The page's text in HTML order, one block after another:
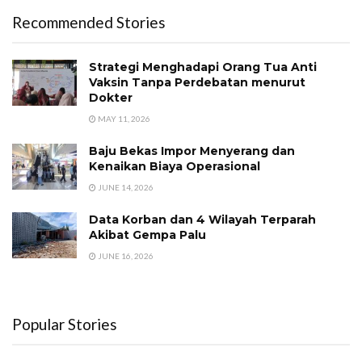
Recommended Stories
Strategi Menghadapi Orang Tua Anti
Vaksin Tanpa Perdebatan menurut
Dokter
MAY 11, 2026
Baju Bekas Impor Menyerang dan
Kenaikan Biaya Operasional
JUNE 14, 2026
Data Korban dan 4 Wilayah Terparah
Akibat Gempa Palu
JUNE 16, 2026
Popular Stories